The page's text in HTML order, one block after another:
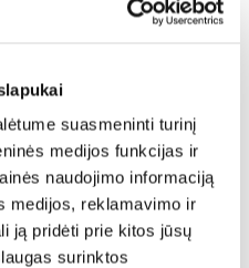
suasmeninti turinį
medijos funkcijas ir
naudojimo informaciją
medijos, reklamavimo ir
ją pridėti prie kitos jūsų
surinktos
(2vnt.)
- 30€
esančioms prekėms